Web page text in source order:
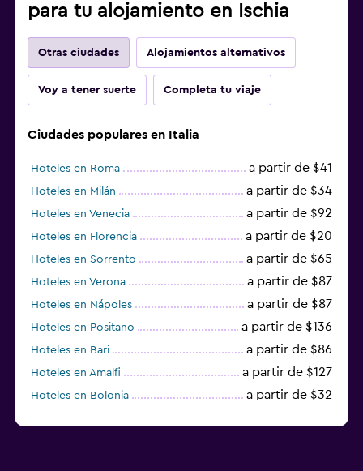
para tu alojamiento en Ischia
Otras ciudades Alojamientos alternativos
Voy a tener suerte Completa tu viaje
Ciudades populares en Italia
Hoteles en Roma a partir de $41
Hoteles en Milán a partir de $34
Hoteles en Venecia a partir de $92
Hoteles en Florencia a partir de $20
Hoteles en Sorrento a partir de $65
Hoteles en Verona a partir de $87
Hoteles en Nápoles a partir de $87
Hoteles en Positano a partir de $136
Hoteles en Bari a partir de $86
Hoteles en Amalfi a partir de $127
Hoteles en Bolonia a partir de $32